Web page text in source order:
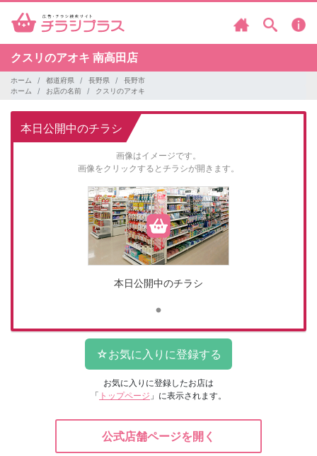
クスリのアオキ 南高田店
ホーム 都道府県 長野県
長野市
ホーム
お店の名前 クスリのアオキ
本日公開中のチラシ
画像はイメージです。
画像をクリックするとチラシが開きます。
本日公開中のチラシ
お気に入りに登録したお店は
「 トップページ 」に表示されます。
公式店舗ページを開く